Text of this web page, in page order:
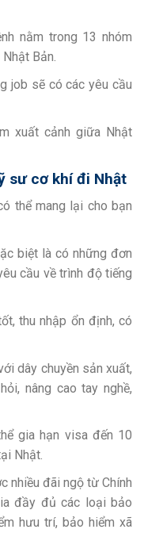
nằm trong 13 nhóm
Bản.
job sẽ có các yêu cầu
xuất cảnh giữa Nhật
sư cơ khí đi Nhật
thể mang lại cho bạn
biệt là có những đơn
cầu về trình độ tiếng
thu nhập ổn định, có
dây chuyền sản xuất,
nâng cao tay nghề,
gia hạn visa đến 10
Nhật.
nhiều đãi ngộ từ Chính
đầy đủ các loại bảo
hưu trí, bảo hiểm xã